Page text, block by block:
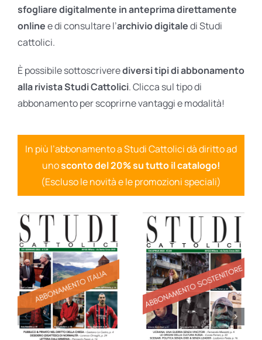
Ares Gift Card
sfogliare digitalmente in anteprima direttamente
onlinee di consultare l’archivio digitaledi Studi
cattolici.
È possibile sottoscriverediversi tipi di abbonamento
alla rivista Studi Cattolici. Clicca sul tipo di
abbonamento per scoprirne vantaggi e modalità!
In più l’abbonamento a Studi Cattolici dà diritto ad
unosconto del 20% su tutto il catalogo!
(Escluso le novità e le promozioni speciali)